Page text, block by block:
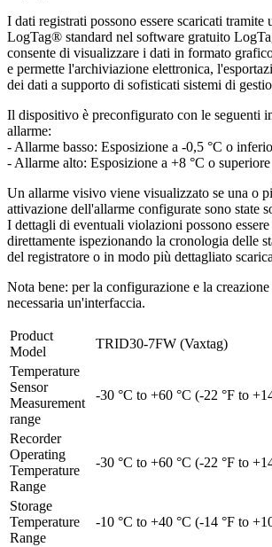
I dati registrati possono essere scaricati tramite
LogTag® standard nel software gratuito
consente di visualizzare i dati in formato
e permette l'archiviazione elettronica,
dei dati a supporto di sofisticati sistemi di
Il dispositivo è preconfigurato con le seguenti
allarme:
- Allarme basso: Esposizione a -0,5 °C o
- Allarme alto: Esposizione a +8 °C o
Un allarme visivo viene visualizzato se una o
attivazione dell'allarme configurate sono state
I dettagli di eventuali violazioni possono
direttamente ispezionando la cronologia delle
del registratore o in modo più dettagliato
Nota bene: per la configurazione e la
necessaria un'interfaccia.
Product
Model
TRID30-7FW (Vaxtag)
Temperature
Sensor
Measurement
range
-30 °C to +60 °C (-22 °F to
Recorder
Operating
Temperature
Range
-30 °C to +60 °C (-22 °F to
Storage
Temperature
Range
-10 °C to +40 °C (-14 °F to